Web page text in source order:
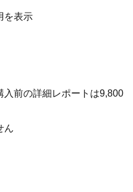
を表示
前の詳細レポートは9,800
ん